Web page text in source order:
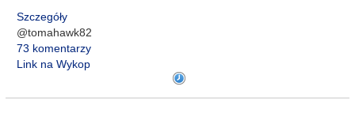
Szczegóły
@tomahawk82
73 komentarzy
Link na Wykop